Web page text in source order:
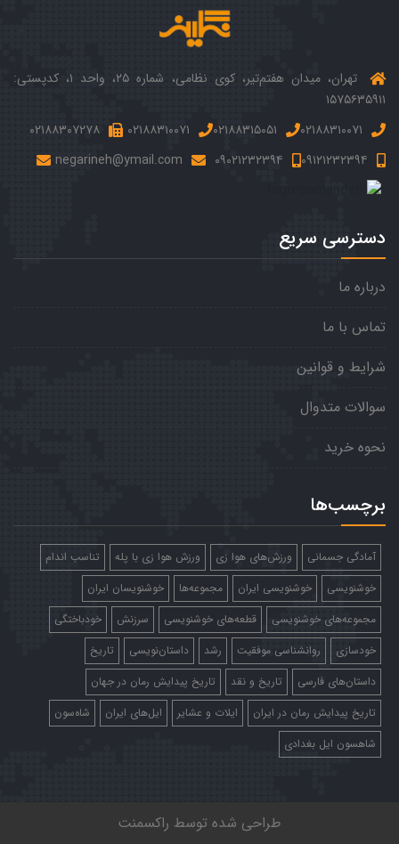
تهران، میدان هفتم‌‌تیر، کوی نظامی، شماره ۲۵، واحد ۱، کدپستی:
۱۵۷۵۶۳۵۹۱۱
۰۲۱۸۸۳۱۰۰۷۱
۰۲۱۸۸۳۱۵۰۵۱ ۰۲۱۸۸۳۱۰۰۷۱
۰۲۱۸۸۳۰۷۲۷۸
۰۹۱۲۱۲۳۲۳۹۴
۰۹۰۲۱۲۳۲۳۹۴ negarineh@ymail.com
دسترسی سریع
درباره ما
تماس با ما
شرایط و قوانین
سوالات متدوال
نحوه خرید
برچسب‌ها
آمادگی جسمانی ورزش‌های هوا زی ورزش هوا زی با پله
تناسب اندام
خوشنویسی
خوشنویسی ایران مجموعه‌ها
خوشنویسان ایران
مجموعه‌های خوشنویسی
قطعه‌های خوشنویسی سرزنش
خودباختگی
خودسازی
روانشناسی موفقیت رشد داستان‌نویسی
تاریخ
داستان‌های فارسی
تاریخ و نقد
تاریخ پیدایش رمان در جهان
تاریخ پیدایش رمان در ایران
ایلات و عشایر ایل‌های ایران
شاه‌سون
شاهسون ایل بغدادی
طراحی شده توسط راکسمنت